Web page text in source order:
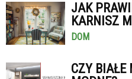
JAK
KARNISZ
DOM
CZY BIAŁE